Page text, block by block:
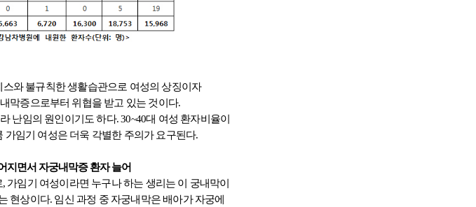
와 불규칙한 생활습관으로 여성의 상징이자
막증으로부터 위협을 받고 있는 것이다.
난임의 원인이기도 하다. 30~40대 여성 환자비율이
임기 여성은 더욱 각별한 주의가 요구된다.
지면서 자궁내막증 환자 늘어
임기 여성이라면 누구나 하는 생리는 이 궁내막이
현상이다. 임신 과정 중 자궁내막은 배아가 자궁에